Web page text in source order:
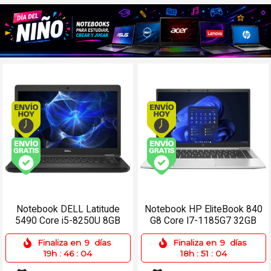
Envío hoy. Comprando antes de 13Hs.
Envío gratis (Ver Envíos y Pagos)
Notebook DELL Latitude
5490 Core i5-8250U 8GB
256SSD 14 Win 11 Pro
Finaliza en 9 días
19h : 46 : 04
Envío hoy.
Envío gratis (Ver
Notebook HP EliteBook 840
G8 Core I7-1185G7 32GB
512SSD 14 Win 11 Pro
Finaliza en 9 días
18h : 51 : 04